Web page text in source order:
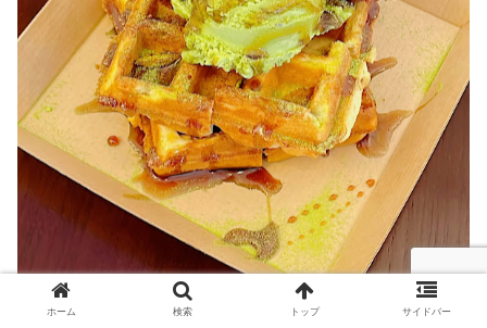
ホーム 検索 トップ サイドバー